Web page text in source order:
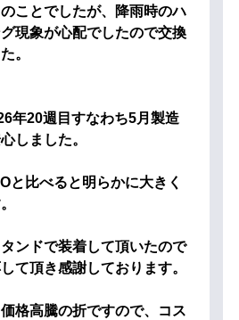
ことでしたが、降雨時のハ
現象が心配でしたので交換
。
年20週目すなわち5月製造
しました。
と比べると明らかに大きく
ンドで装着して頂いたので
て頂き感謝しております。
格高騰の折ですので、コス